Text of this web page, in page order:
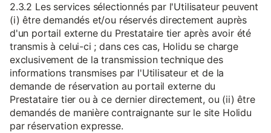
2.3.2 Les services sélectionnés par l'Utilisateur peuvent
(i) être demandés et/ou réservés directement auprès
d'un portail externe du Prestataire tier après avoir été
transmis à celui-ci ; dans ces cas, Holidu se charge
exclusivement de la transmission technique des
informations transmises par l'Utilisateur et de la
demande de réservation au portail externe du
Prestataire tier ou à ce dernier directement, ou (ii) être
demandés de manière contraignante sur le site Holidu
par réservation expresse.